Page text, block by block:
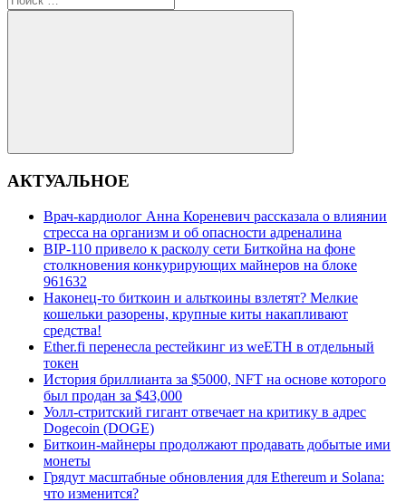
для:
Поиск
АКТУАЛЬНОЕ
Врач-кардиолог Анна Кореневич рассказала о влиянии
стресса на организм и об опасности адреналина
BIP-110 привело к расколу сети Биткойна на фоне
столкновения конкурирующих майнеров на блоке
961632
Наконец-то биткоин и альткоины взлетят? Мелкие
кошельки разорены, крупные киты накапливают
средства!
Ether.fi перенесла рестейкинг из weETH в отдельный
токен
История бриллианта за $5000, NFT на основе которого
был продан за $43,000
Уолл-стритский гигант отвечает на критику в адрес
Dogecoin (DOGE)
Биткоин-майнеры продолжают продавать добытые ими
монеты
Грядут масштабные обновления для Ethereum и Solana:
что изменится?